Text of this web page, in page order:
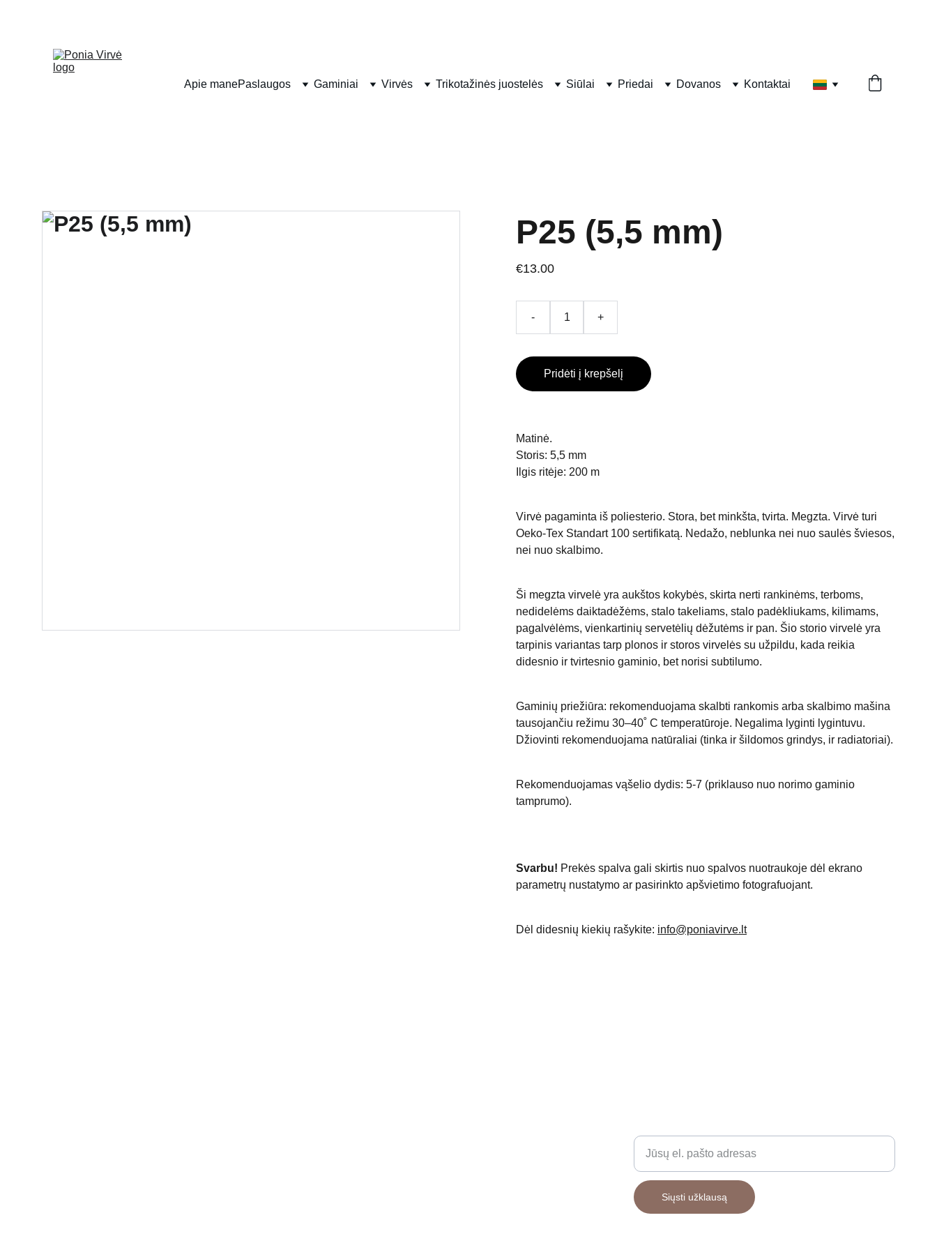
Apie manePaslaugos Gaminiai Virvės Trikotažinės juostelės Siūlai Priedai Dovanos Kontaktai
P25 (5,5 mm)
€13.00
- +
Pridėti į krepšelį
Matinė.
Storis: 5,5 mm
Ilgis ritėje: 200 m
Virvė pagaminta iš poliesterio. Stora, bet minkšta, tvirta. Megzta. Virvė turi
Oeko-Tex Standart 100 sertifikatą. Nedažo, neblunka nei nuo saulės šviesos,
nei nuo skalbimo.
Ši megzta virvelė yra aukštos kokybės, skirta nerti rankinėms, terboms,
nedidelėms daiktadėžėms, stalo takeliams, stalo padėkliukams, kilimams,
pagalvėlėms, vienkartinių servetėlių dėžutėms ir pan. Šio storio virvelė yra
tarpinis variantas tarp plonos ir storos virvelės su užpildu, kada reikia
didesnio ir tvirtesnio gaminio, bet norisi subtilumo.
Gaminių priežiūra: rekomenduojama skalbti rankomis arba skalbimo mašina
tausojančiu režimu 30–40˚ C temperatūroje. Negalima lyginti lygintuvu.
Džiovinti rekomenduojama natūraliai (tinka ir šildomos grindys, ir radiatoriai).
Rekomenduojamas vąšelio dydis: 5-7 (priklauso nuo norimo gaminio
tamprumo).
Svarbu! Prekės spalva gali skirtis nuo spalvos nuotraukoje dėl ekrano
parametrų nustatymo ar pasirinkto apšvietimo fotografuojant.
Dėl didesnių kiekių rašykite: info@poniavirve.lt
Siųsti užklausą